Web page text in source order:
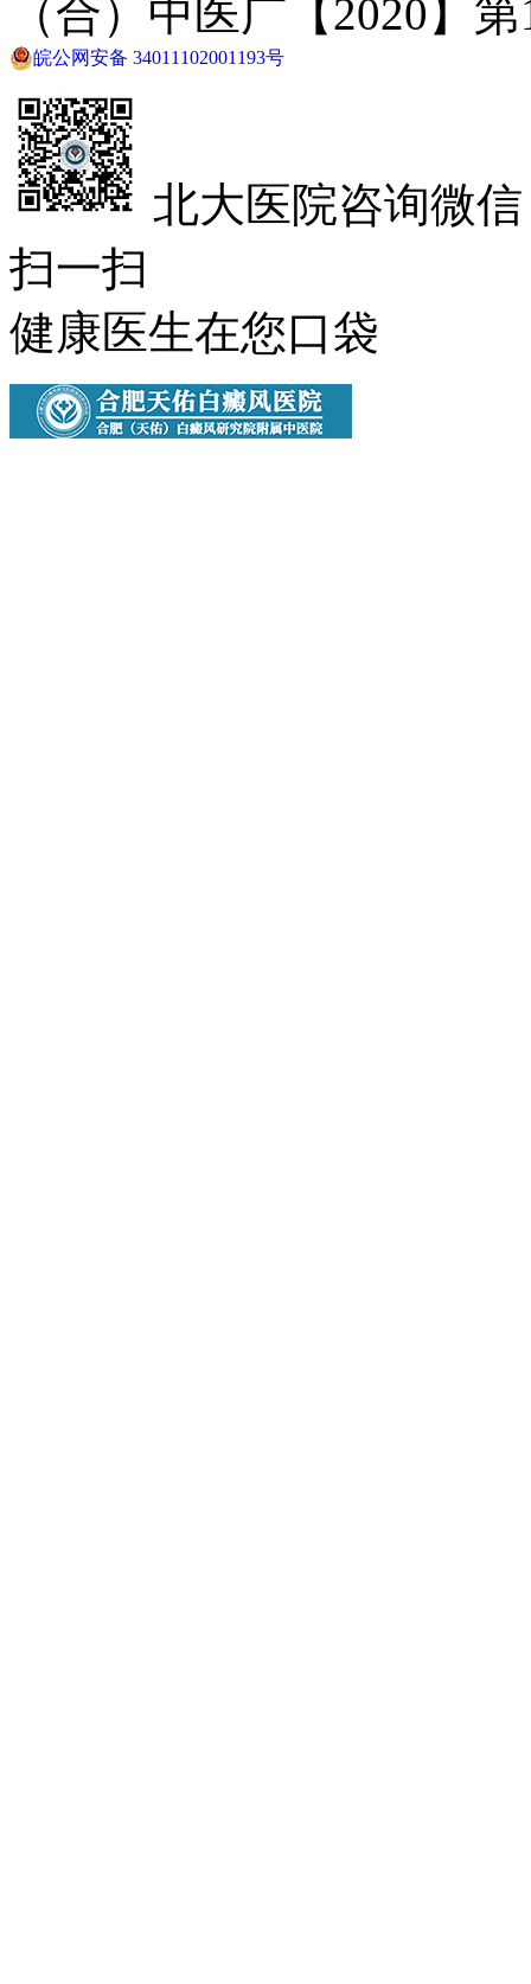
（合）中医广【2020】
皖公网安备 34011102001193号
北大医院咨询微信
扫一扫
健康医生在您口袋